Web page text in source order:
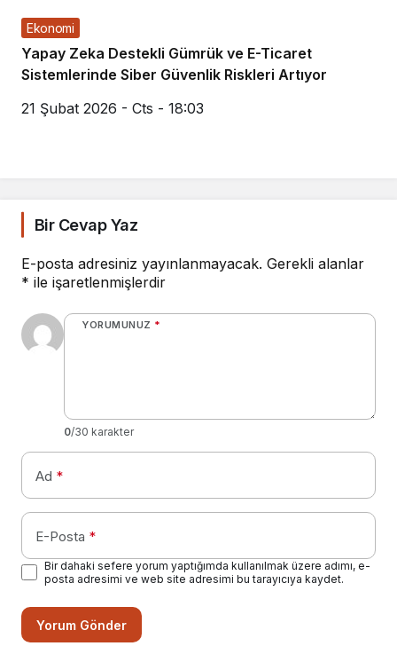
Ekonomi
Yapay Zeka Destekli Gümrük ve E-Ticaret
Sistemlerinde Siber Güvenlik Riskleri Artıyor
21 Şubat 2026 - Cts - 18:03
Bir Cevap Yaz
E-posta adresiniz yayınlanmayacak. Gerekli alanlar
* ile işaretlenmişlerdir
YORUMUNUZ *
0/30 karakter
Ad *
E-Posta *
Bir dahaki sefere yorum yaptığımda kullanılmak üzere adımı, e-
posta adresimi ve web site adresimi bu tarayıcıya kaydet.
Yorum Gönder